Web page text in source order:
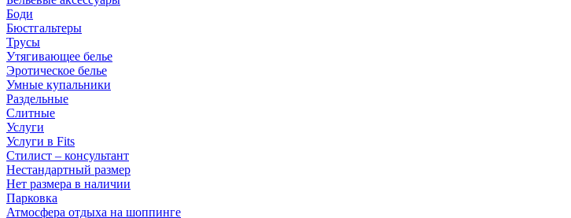
Боди
Бюстгальтеры
Трусы
Утягивающее белье
Эротическое белье
Умные купальники
Раздельные
Слитные
Услуги
Услуги в Fits
Стилист – консультант
Нестандартный размер
Нет размера в наличии
Парковка
Атмосфера отдыха на шоппинге